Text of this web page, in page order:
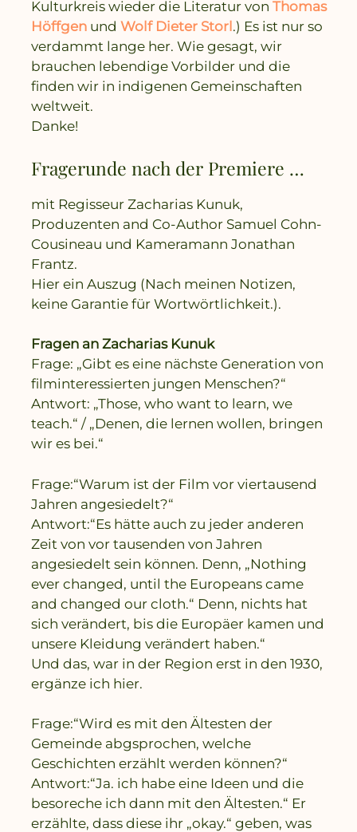
Kulturkreis wieder die Literatur vonThomas
Höffgen undWolf Dieter Storl .) Es ist nur so
verdammt lange her. Wie gesagt, wir
brauchen lebendige Vorbilder und die
finden wir in indigenen Gemeinschaften
weltweit.
Danke!
Fragerunde nach der Premiere …
mit Regisseur Zacharias Kunuk,
Produzenten and Co-Author Samuel Cohn-
Cousineau und Kameramann Jonathan
Frantz.
Hier ein Auszug (Nach meinen Notizen,
keine Garantie für Wortwörtlichkeit.).
Fragen an Zacharias Kunuk
Frage: „Gibt es eine nächste Generation von
filminteressierten jungen Menschen?“
Antwort: „Those, who want to learn, we
teach.“ / „Denen, die lernen wollen, bringen
wir es bei.“
Frage:“Warum ist der Film vor viertausend
Jahren angesiedelt?“
Antwort:“Es hätte auch zu jeder anderen
Zeit von vor tausenden von Jahren
angesiedelt sein können. Denn, „Nothing
ever changed, until the Europeans came
and changed our cloth.“ Denn, nichts hat
sich verändert, bis die Europäer kamen und
unsere Kleidung verändert haben.“
Und das, war in der Region erst in den 1930,
ergänze ich hier.
Frage:“Wird es mit den Ältesten der
Gemeinde abgsprochen, welche
Geschichten erzählt werden können?“
Antwort:“Ja. ich habe eine Ideen und die
besoreche ich dann mit den Ältesten.“ Er
erzählte, dass diese ihr „okay.“ geben, was